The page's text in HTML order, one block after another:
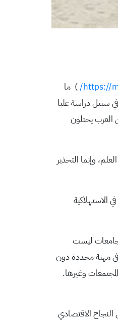
https:// ) ما
سبيل دراسة عليا
العرب يحتلون
وإنما التحذير
الاستهلاكية
ليست
مهنة محددة دون
وغيرها.
الاقتصادي